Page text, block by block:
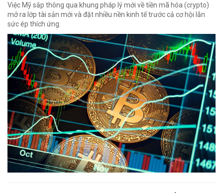
Việc Mỹ sắp thông qua khung pháp lý mới về tiền mã hóa (crypto)
mở ra lớp tài sản mới và đặt nhiều nền kinh tế trước cả cơ hội lẫn
sức ép thích ứng.